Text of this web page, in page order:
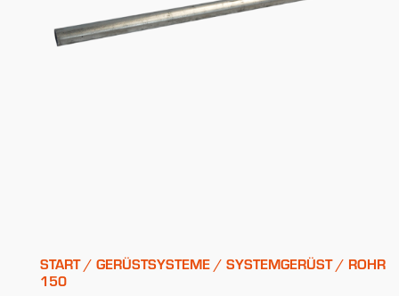
START/ GERÜSTSYSTEME/ SYSTEMGERÜST/ ROHR
150